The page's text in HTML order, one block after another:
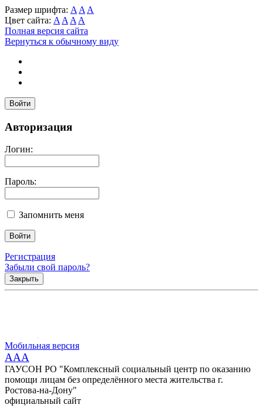
Размер шрифта: A A A
Цвет сайта: A A A A
Полная версия сайта
Вернуться к обычному виду
Войти
Авторизация
Логин:
Пароль:
Запомнить меня
Регистрация
Забыли свой пароль?
Закрыть
Мобильная версия
AAA
ГАУСОН РО "Комплексный социальный центр по оказанию
помощи лицам без определённого места жительства г.
Ростова-на-Дону"
официальный сайт